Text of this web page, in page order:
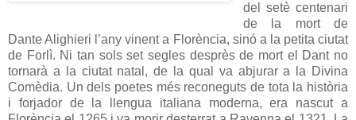
del setè centenari
de la mort de
Dante Alighieri l’any vinent a Florència, sinó a la petita ciutat
de Forlì. Ni tan sols set segles desprès de mort el Dant no
tornarà a la ciutat natal, de la qual va abjurar a la Divina
Comèdia. Un dels poetes més reconeguts de tota la història
i forjador de la llengua italiana moderna, era nascut a